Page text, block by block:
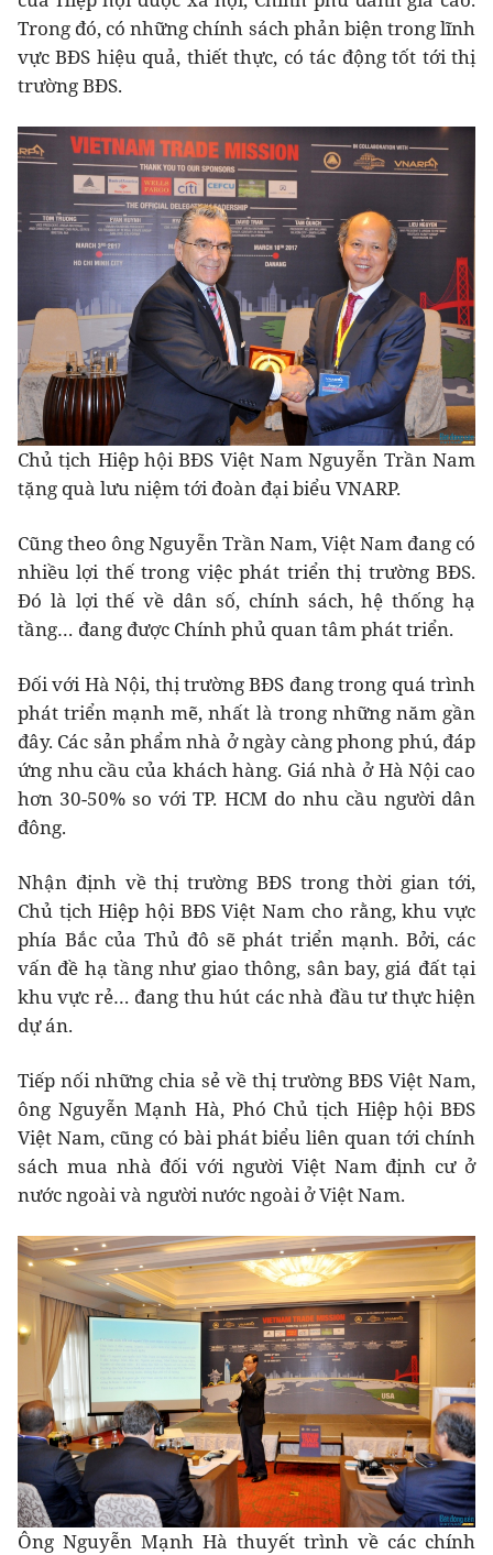
Trong đó, có những chính sách phản biện trong lĩnh
vực BĐS hiệu quả, thiết thực, có tác động tốt tới thị
trường BĐS.
Chủ tịch Hiệp hội BĐS Việt Nam Nguyễn Trần Nam
tặng quà lưu niệm tới đoàn đại biểu VNARP.
Cũng theo ông Nguyễn Trần Nam, Việt Nam đang có
nhiều lợi thế trong việc phát triển thị trường BĐS.
Đó là lợi thế về dân số, chính sách, hệ thống hạ
tầng… đang được Chính phủ quan tâm phát triển.
Đối với Hà Nội, thị trường BĐS đang trong quá trình
phát triển mạnh mẽ, nhất là trong những năm gần
đây. Các sản phẩm nhà ở ngày càng phong phú, đáp
ứng nhu cầu của khách hàng. Giá nhà ở Hà Nội cao
hơn 30-50% so với TP. HCM do nhu cầu người dân
đông.
Nhận định về thị trường BĐS trong thời gian tới,
Chủ tịch Hiệp hội BĐS Việt Nam cho rằng, khu vực
phía Bắc của Thủ đô sẽ phát triển mạnh. Bởi, các
vấn đề hạ tầng như giao thông, sân bay, giá đất tại
khu vực rẻ… đang thu hút các nhà đầu tư thực hiện
dự án.
Tiếp nối những chia sẻ về thị trường BĐS Việt Nam,
ông Nguyễn Mạnh Hà, Phó Chủ tịch Hiệp hội BĐS
Việt Nam, cũng có bài phát biểu liên quan tới chính
sách mua nhà đối với người Việt Nam định cư ở
nước ngoài và người nước ngoài ở Việt Nam.
Ông Nguyễn Mạnh Hà thuyết trình về các chính